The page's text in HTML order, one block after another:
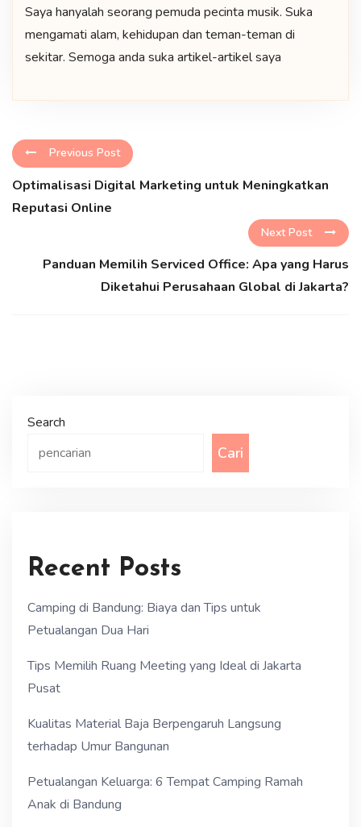
Saya hanyalah seorang pemuda pecinta musik. Suka
mengamati alam, kehidupan dan teman-teman di
sekitar. Semoga anda suka artikel-artikel saya
Previous Post
Optimalisasi Digital Marketing untuk Meningkatkan
Reputasi Online
Next Post
Panduan Memilih Serviced Office: Apa yang Harus
Diketahui Perusahaan Global di Jakarta?
Search
Cari
Recent Posts
Camping di Bandung: Biaya dan Tips untuk
Petualangan Dua Hari
Tips Memilih Ruang Meeting yang Ideal di Jakarta
Pusat
Kualitas Material Baja Berpengaruh Langsung
terhadap Umur Bangunan
Petualangan Keluarga: 6 Tempat Camping Ramah
Anak di Bandung